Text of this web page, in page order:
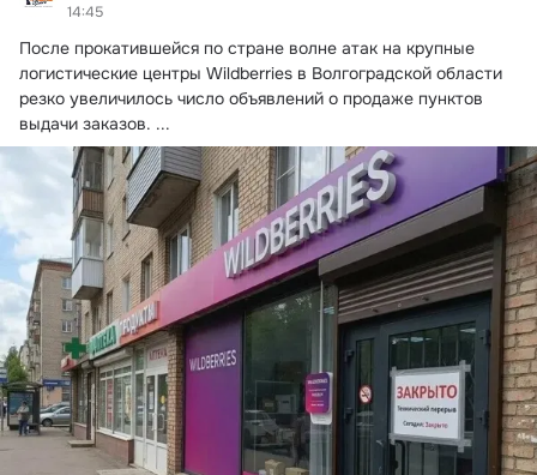
14:45
После прокатившейся по стране волне атак на крупные
логистические центры Wildberries в Волгоградской области
резко увеличилось число объявлений о продаже пунктов
выдачи заказов. ...